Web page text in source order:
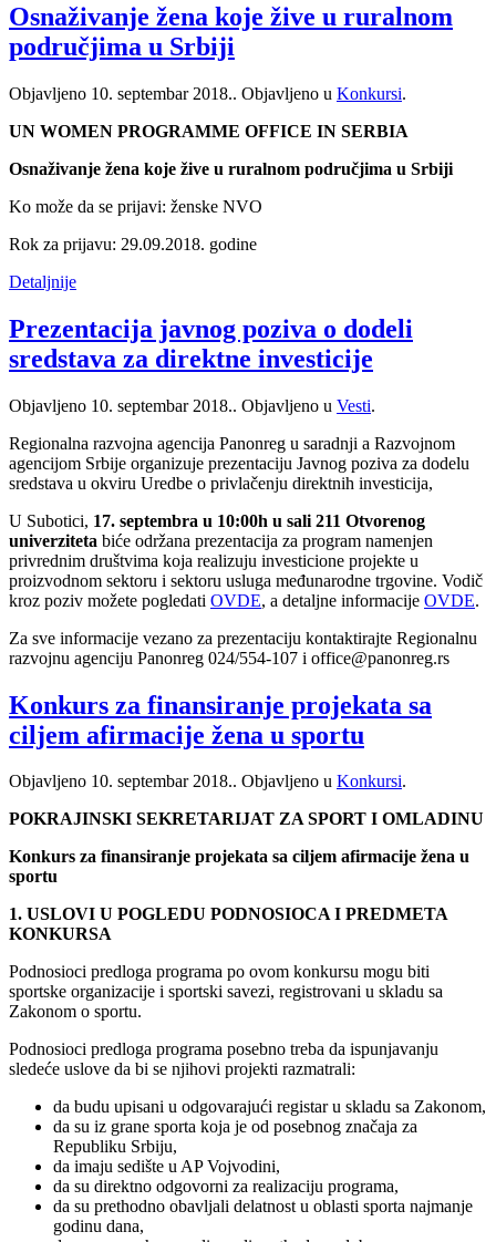
Osnaživanje žena koje žive u ruralnom
područjima u Srbiji
Objavljeno 10. septembar 2018.. Objavljeno u Konkursi.
UN WOMEN PROGRAMME OFFICE IN SERBIA
Osnaživanje žena koje žive u ruralnom područjima u Srbiji
Ko može da se prijavi: ženske NVO
Rok za prijavu: 29.09.2018. godine
Detaljnije
Prezentacija javnog poziva o dodeli
sredstava za direktne investicije
Objavljeno 10. septembar 2018.. Objavljeno u Vesti.
Regionalna razvojna agencija Panonreg u saradnji a Razvojnom
agencijom Srbije organizuje prezentaciju Javnog poziva za dodelu
sredstava u okviru Uredbe o privlačenju direktnih investicija,
U Subotici, 17. septembra u 10:00h u sali 211 Otvorenog
univerziteta biće održana prezentacija za program namenjen
privrednim društvima koja realizuju investicione projekte u
proizvodnom sektoru i sektoru usluga međunarodne trgovine. Vodič
kroz poziv možete pogledati OVDE, a detaljne informacije OVDE.
Za sve informacije vezano za prezentaciju kontaktirajte Regionalnu
razvojnu agenciju Panonreg 024/554-107 i office@panonreg.rs
Konkurs za finansiranje projekata sa
ciljem afirmacije žena u sportu
Objavljeno 10. septembar 2018.. Objavljeno u Konkursi.
POKRAJINSKI SEKRETARIJAT ZA SPORT I OMLADINU
Konkurs za finansiranje projekata sa ciljem afirmacije žena u
sportu
1. USLOVI U POGLEDU PODNOSIOCA I PREDMETA
KONKURSA
Podnosioci predloga programa po ovom konkursu mogu biti
sportske organizacije i sportski savezi, registrovani u skladu sa
Zakonom o sportu.
Podnosioci predloga programa posebno treba da ispunjavanju
sledeće uslove da bi se njihovi projekti razmatrali:
da budu upisani u odgovarajući registar u skladu sa Zakonom,
da su iz grane sporta koja je od posebnog značaja za
Republiku Srbiju,
da imaju sedište u AP Vojvodini,
da su direktno odgovorni za realizaciju programa,
da su prethodno obavljali delatnost u oblasti sporta najmanje
godinu dana,